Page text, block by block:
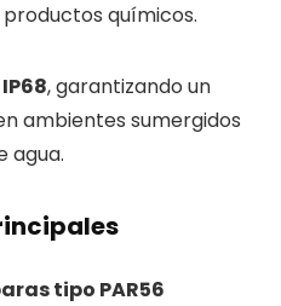
químicos.
, garantizando un
ambientes sumergidos
agua.
tipo PAR56